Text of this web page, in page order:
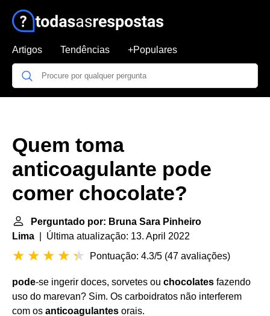
Artigos Tendências +Populares
Quem toma
anticoagulante pode
comer chocolate?
Perguntado por: Bruna Sara Pinheiro
Lima | Última atualização: 13. April 2022
Pontuação: 4.3/5 (47 avaliações)
pode-se ingerir doces, sorvetes ou chocolates fazendo
uso do marevan? Sim. Os carboidratos não interferem
com os anticoagulantes orais.